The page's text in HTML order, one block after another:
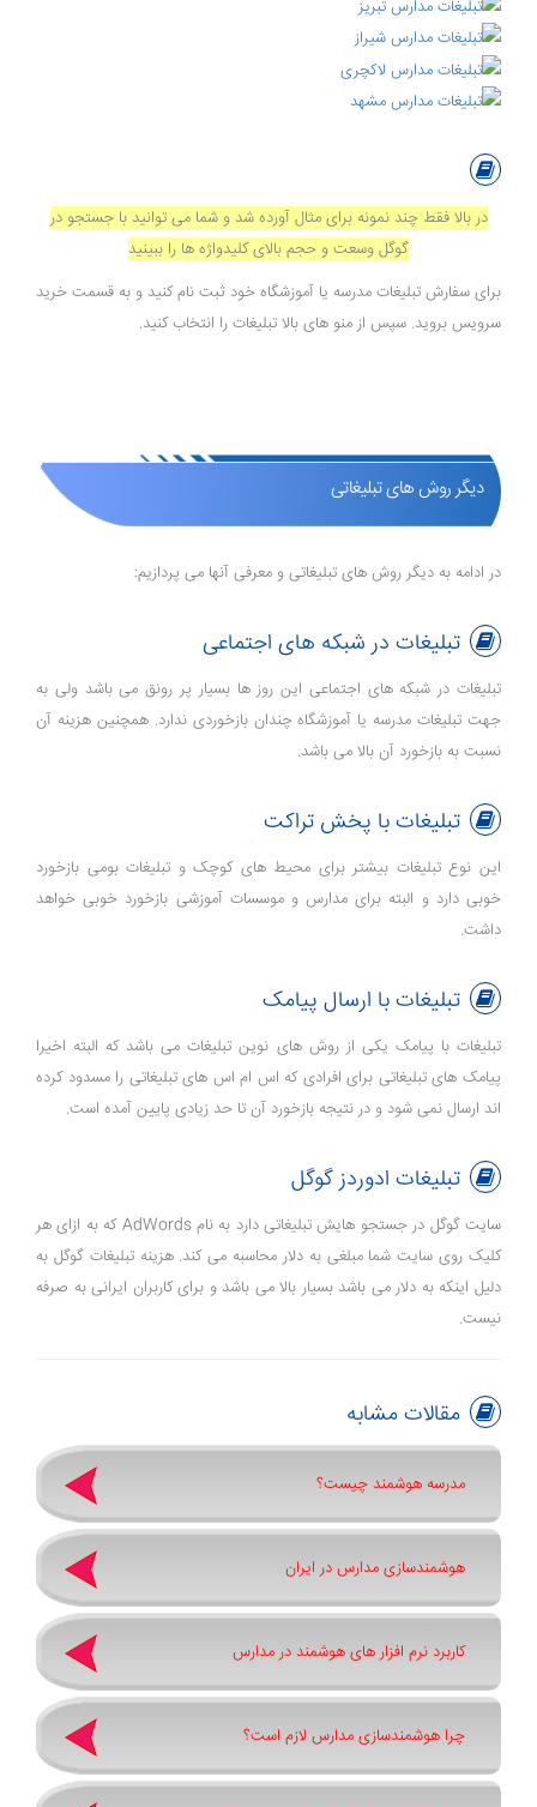
در بالا فقط چند نمونه برای مثال آورده شد و شما می توانید با جستجو در
گوگل وسعت و حجم بالای کلیدواژه ها را ببینید
برای سفارش تبلیغات مدرسه یا آموزشگاه خود ثبت نام کنید و به قسمت خرید
سرویس بروید. سپس از منو های بالا تبلیغات را انتخاب کنید.
دیگر روش های تبلیغاتی
در ادامه به دیگر روش های تبلیغاتی و معرفی آنها می پردازیم:
تبلیغات در شبکه های اجتماعی
تبلیغات در شبکه های اجتماعی این روز ها بسیار پر رونق می باشد ولی به
جهت تبلیغات مدرسه یا آموزشگاه چندان بازخوردی ندارد. همچنین هزینه آن
نسبت به بازخورد آن بالا می باشد.
تبلیغات با پخش تراکت
این نوع تبلیغات بیشتر برای محیط های کوچک و تبلیغات بومی بازخورد
خوبی دارد و البته برای مدارس و موسسات آموزشی بازخورد خوبی خواهد
داشت.
تبلیغات با ارسال پیامک
تبلیغات با پیامک یکی از روش های نوین تبلیغات می باشد که البته اخیرا
پیامک های تبلیغاتی برای افرادی که اس ام اس های تبلیغاتی را مسدود کرده
اند ارسال نمی شود و در نتیجه بازخورد آن تا حد زیادی پایین آمده است.
تبلیغات ادوردز گوگل
سایت گوگل در جستجو هایش تبلیغاتی دارد به نام AdWords که به ازای هر
کلیک روی سایت شما مبلغی به دلار محاسبه می کند. هزینه تبلیغات گوگل به
دلیل اینکه به دلار می باشد بسیار بالا می باشد و برای کاربران ایرانی به صرفه
نیست.
مقالات مشابه
مدرسه هوشمند چیست؟
هوشمندسازی مدارس در ایران
کاربرد نرم افزار های هوشمند در مدارس
چرا هوشمندسازی مدارس لازم است؟